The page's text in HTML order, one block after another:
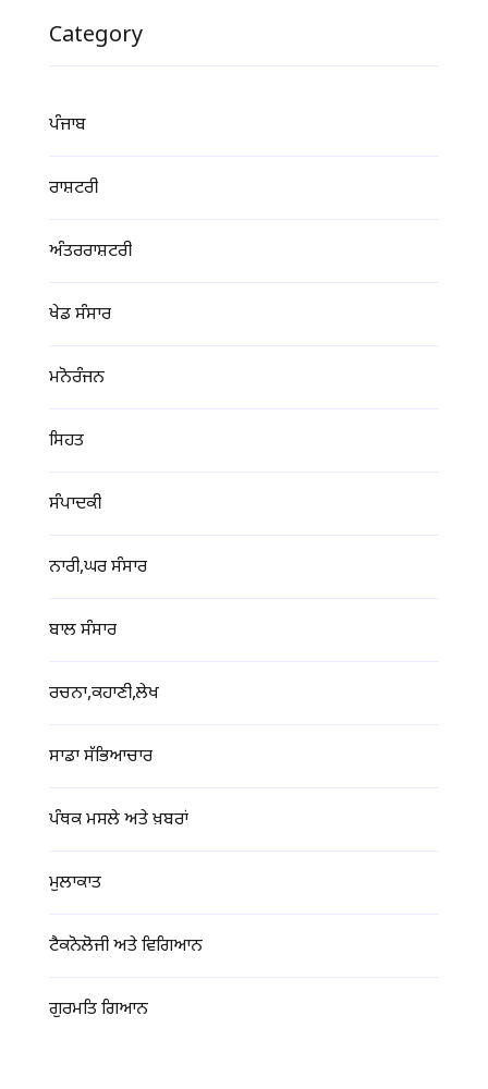
Category
ਪੰਜਾਬ
ਰਾਸ਼ਟਰੀ
ਅੰਤਰਰਾਸ਼ਟਰੀ
ਖੇਡ ਸੰਸਾਰ
ਮਨੋਰੰਜਨ
ਸਿਹਤ
ਸੰਪਾਦਕੀ
ਨਾਰੀ,ਘਰ ਸੰਸਾਰ
ਬਾਲ ਸੰਸਾਰ
ਰਚਨਾ,ਕਹਾਣੀ,ਲੇਖ
ਸਾਡਾ ਸੱਭਿਆਚਾਰ
ਪੰਥਕ ਮਸਲੇ ਅਤੇ ਖ਼ਬਰਾਂ
ਮੁਲਾਕਾਤ
ਟੈਕਨੋਲੋਜੀ ਅਤੇ ਵਿਗਿਆਨ
ਗੁਰਮਤਿ ਗਿਆਨ